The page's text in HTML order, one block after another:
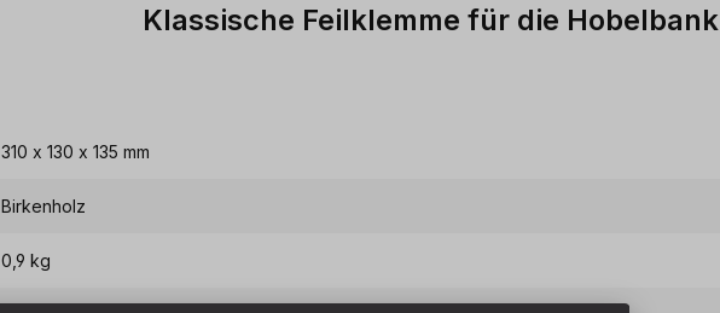
Klassische Feilklemme für die Hobelbank
310 x 130 x 135 mm
Birkenholz
0,9 kg